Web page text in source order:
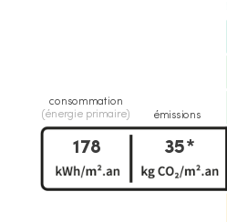
consommation
(énergie primaire)
émissions
178 35*